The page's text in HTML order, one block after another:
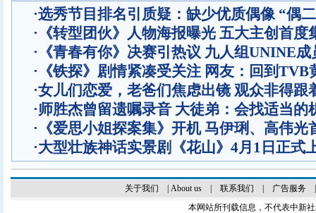
·选秀节目排名引质疑：缺少优质偶像 “偶
· 《转型团伙》人物海报曝光 五大主创首度
· 《青春有你》决赛引热议 九人组UNINE成
· 《铁探》剧情紧凑受关注 网友：回到TVB
·女儿们恋爱，老爸们焦虑出镜 观众非得跟
·师胜杰曾留遗嘱录音 大徒弟：会找适当的
· 《爱思小姐探案集》开机 马伊琍、高伟光
·大型壮族神话实景剧《花山》4月1日正式
关于我们 About us| 联系我们 广告服务
本网站所刊载信息，不代表中新